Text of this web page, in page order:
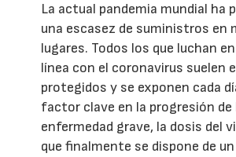
La actual pandemia mundial ha
una escasez de suministros en
lugares. Todos los que luchan
línea con el coronavirus suelen
protegidos y se exponen cada
factor clave en la progresión de
enfermedad grave, la dosis del
que finalmente se dispone de